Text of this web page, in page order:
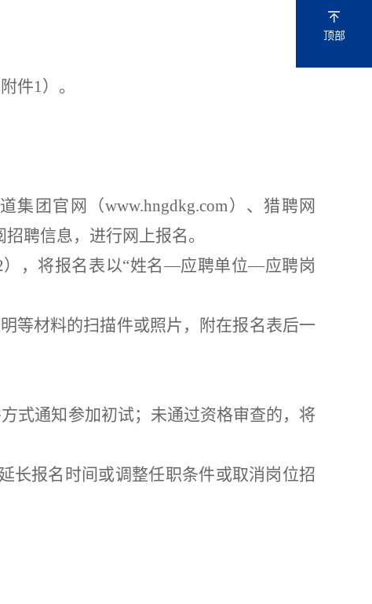
附件1） 。
集团官网（www.hngdkg.com） 、猎聘网
招聘信息，进行网上报名。
），将报名表以“姓名—应聘单位—应聘岗
等材料的扫描件或照片，附在报名表后一
式通知参加初试； 未通过资格审查的，将
长报名时间或调整任职条件或取消岗位招
顶部